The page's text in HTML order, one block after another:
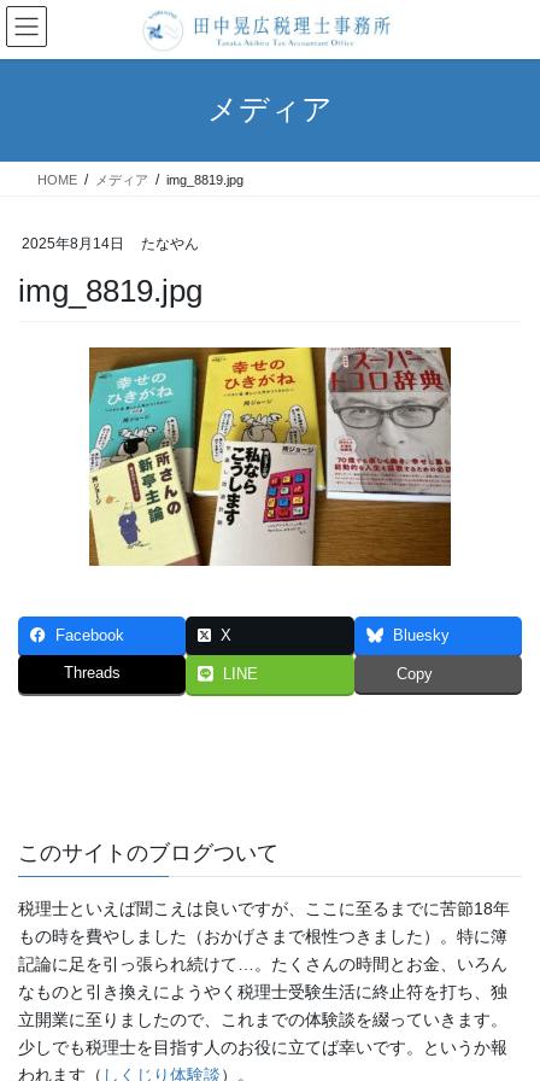
コ
ン
テ
ス
ナ
ビ
ゲ
ン
メディア
HOME メディア img_8819.jpg
2025年8月14日 たなやん
img_8819.jpg
Facebook X Bluesky
Threads LINE Copy
このサイトのブログついて
税理士といえば聞こえは良いですが、ここに至るまでに苦節18年
もの時を費やしました（おかげさまで根性つきました）。特に簿
記論に足を引っ張られ続けて…。たくさんの時間とお金、いろん
なものと引き換えにようやく税理士受験生活に終止符を打ち、独
立開業に至りましたので、これまでの体験談を綴っていきます。
少しでも税理士を目指す人のお役に立てば幸いです。というか報
われます（ しくじり体験談）。